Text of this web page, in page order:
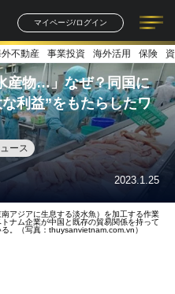
マイページ/ログイン
記事一覧 連載一覧
著者一覧 書籍一覧
不動産 事業投資 海外活用 保険
産物…」なぜ？同国に
利益”をもたらしたワ
ース
2023.1.25
アジアに生息する淡水魚）を加工する作業
ナム企業が中国と既存の貿易関係を持って
。（写真：thuysanvietnam.com.vn）